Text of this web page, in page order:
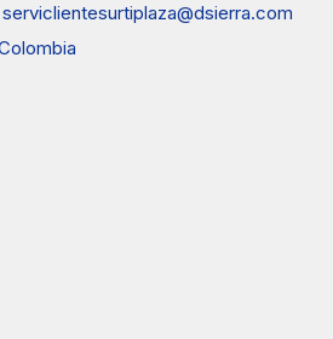
serviclientesurtiplaza@dsierra.com